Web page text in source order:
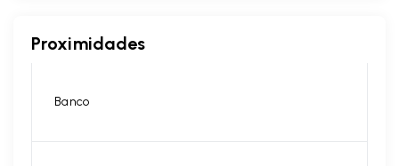
Proximidades
Banco